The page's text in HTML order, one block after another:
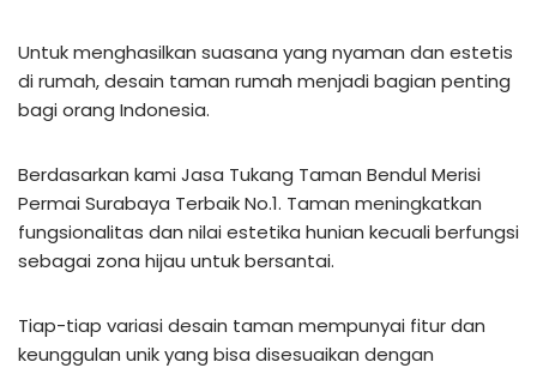
Untuk menghasilkan suasana yang nyaman dan estetis
di rumah, desain taman rumah menjadi bagian penting
bagi orang Indonesia.
Berdasarkan kami Jasa Tukang Taman Bendul Merisi
Permai Surabaya Terbaik No.1. Taman meningkatkan
fungsionalitas dan nilai estetika hunian kecuali berfungsi
sebagai zona hijau untuk bersantai.
Tiap-tiap variasi desain taman mempunyai fitur dan
keunggulan unik yang bisa disesuaikan dengan